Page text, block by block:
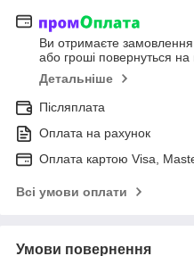
Ви отримаєте замовлення
або гроші повернуться на
Детальніше
Післяплата
Оплата на рахунок
Оплата картою Visa,
Всі умови оплати
Умови повернення